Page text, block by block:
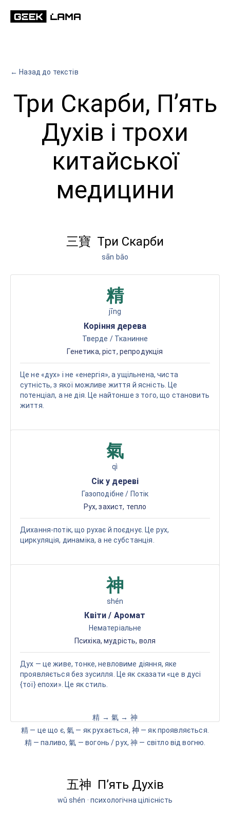
← Назад до текстів
Три Скарби, Пʼять
Духів і трохи
китайської
медицини
三寶 Три Скарби
sān bǎo
精
jīng
Коріння дерева
Тверде / Тканинне
Генетика, ріст, репродукція
Це не «дух» і не «енергія», а ущільнена, чиста
сутність, з якої можливе життя й ясність. Це
потенціал, а не дія. Це найтонше з того, що становить
життя.
氣
qì
Сік у дереві
Газоподібне / Потік
Рух, захист, тепло
Дихання-потік, що рухає й поєднує. Це рух,
циркуляція, динаміка, а не субстанція.
神
shén
Квіти / Аромат
Нематеріальне
Психіка, мудрість, воля
Дух — це живе, тонке, невловиме діяння, яке
проявляється без зусилля. Це як сказати «це в дусі
{тої} епохи». Це як стиль.
精 → 氣 → 神
精 — це що є, 氣 — як рухається, 神 — як проявляється.
精 — паливо, 氣 — вогонь / рух, 神 — світло від вогню.
五神 Пʼять Духів
wǔ shén · психологічна цілісність